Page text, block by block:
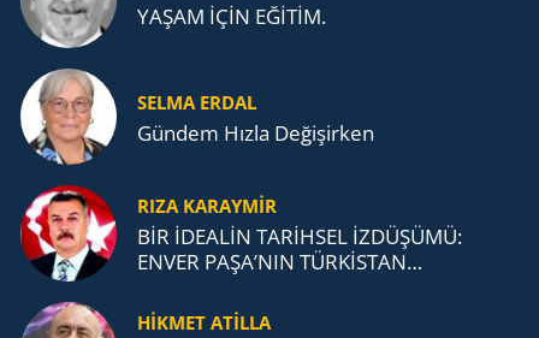
YAŞAM İÇİN EĞİTİM.
SELMA ERDAL
Gündem Hızla Değişirken
RIZA KARAYMIR
BİR İDEALİN TARİHSEL İZDÜŞÜMÜ:
ENVER PAŞA’NIN TÜRKİSTAN
TEŞKİLATI’NA UZANAN MİRASI
HİKMET ATİLLA